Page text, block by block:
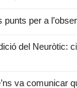
per a
del Neuròtic:
va comunicar